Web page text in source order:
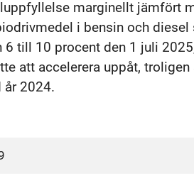
marginellt jämfört
i bensin och
till 10 procent den 1 juli
att accelerera uppåt,
2024.